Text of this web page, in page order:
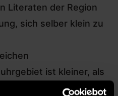
Literaten der Region
sich selber klein zu
ist kleiner, als
Michel. Sie sitzt in